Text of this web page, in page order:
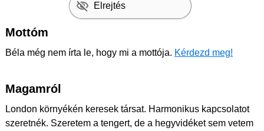
Elrejtés
Mottóm
Béla még nem írta le, hogy mi a mottója. Kérdezd meg!
Magamról
London környékén keresek társat. Harmonikus kapcsolatot
szeretnék. Szeretem a tengert, de a hegyvidéket sem vetem